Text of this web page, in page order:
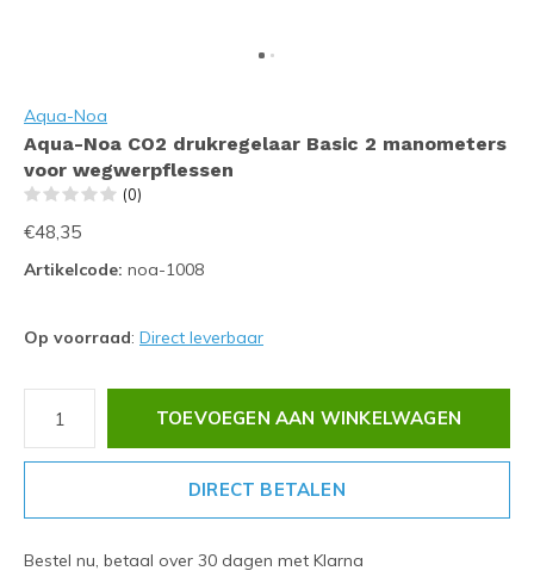
Aqua-Noa
Aqua-Noa CO2 drukregelaar Basic 2 manometers
voor wegwerpflessen
(0)
€48,35
Artikelcode: noa-1008
Op voorraad: Direct leverbaar
TOEVOEGEN AAN WINKELWAGEN
DIRECT BETALEN
Bestel nu, betaal over 30 dagen met Klarna